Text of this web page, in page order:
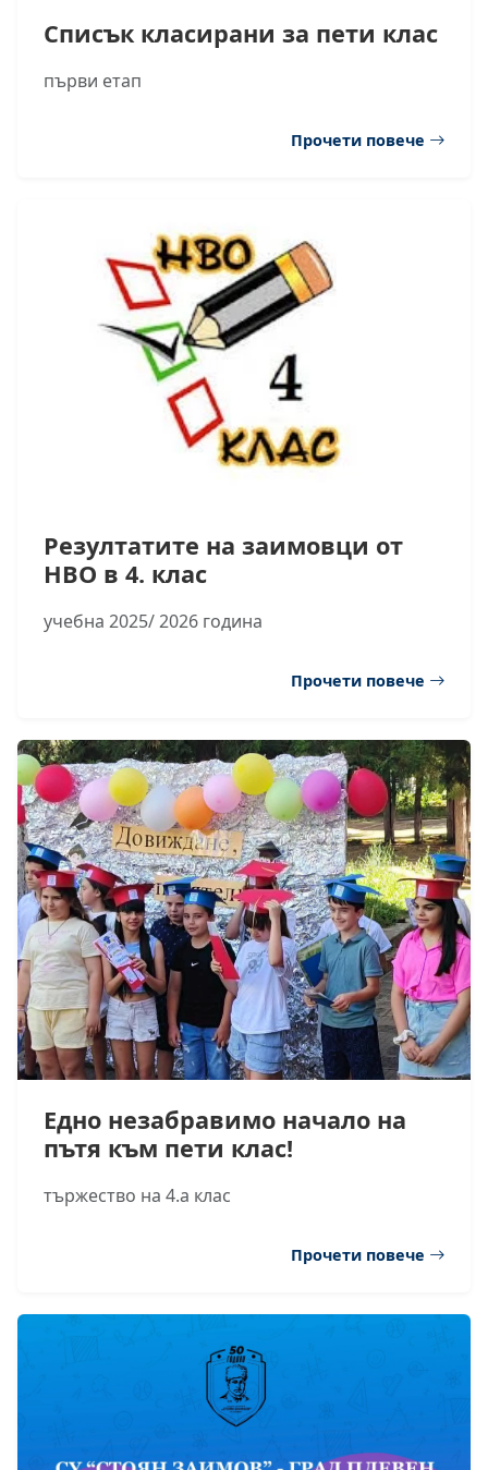
Списък класирани за пети клас
първи етап
Прочети повече
Резултатите на заимовци от
НВО в 4. клас
учебна 2025/ 2026 година
Прочети повече
Едно незабравимо начало на
пътя към пети клас!
тържество на 4.а клас
Прочети повече